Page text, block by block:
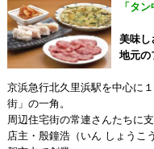
「タ
美味し
地元の
京浜急行北久里浜駅を中心に
街」の一角。
周辺住宅街の常連さんたちに
店主・殷鐘浩（いん しょうこ